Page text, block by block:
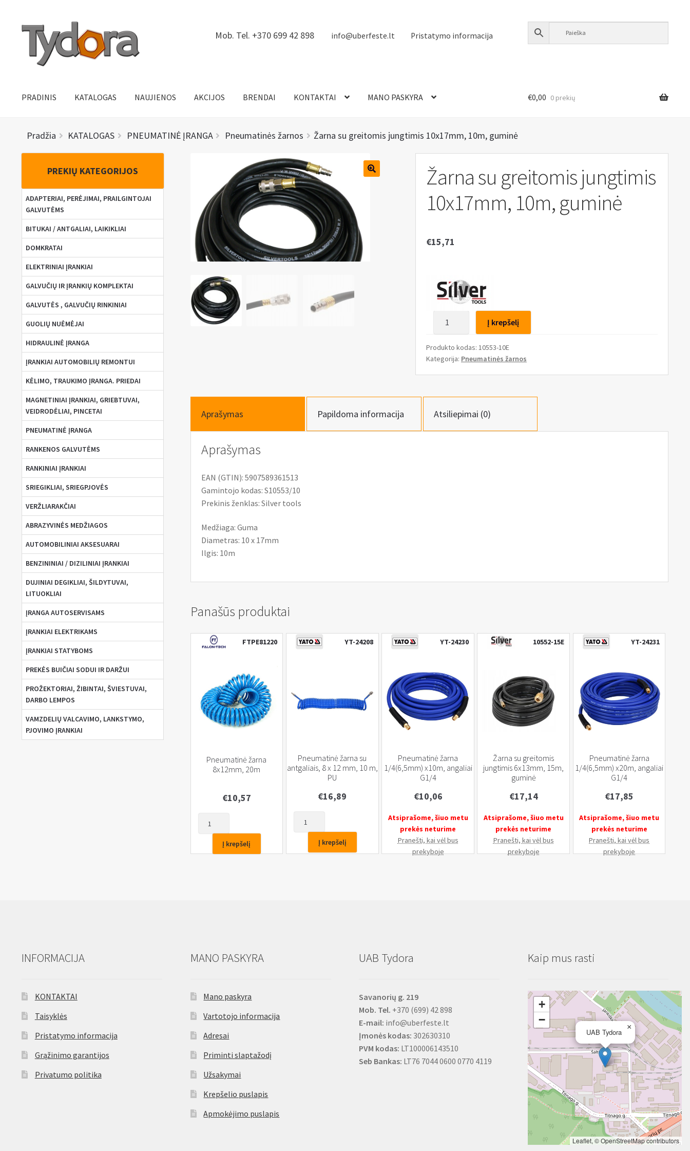
Pereiti
meniu
Pereiti
turinio
Mob. Tel. +370 699 42 898 info@uberfeste.lt Pristatymo informacija
PRADINIS KATALOGAS NAUJIENOS AKCIJOS BRENDAI KONTAKTAI MANO PASKYRA €0,00 0 prekių
Pradžia KATALOGAS PNEUMATINĖ ĮRANGA Pneumatinės žarnos Žarna su greitomis jungtimis 10x17mm, 10m, guminė
Žarna su greitomis jungtimis
10x17mm, 10m, guminė
€15,71
Žarna
su
guminė
Į krepšelį
Produkto kodas: 10553-10E
Kategorija: Pneumatinės žarnos
Aprašymas Papildoma informacija Atsiliepimai (0)
Aprašymas
EAN (GTIN): 5907589361513
Gamintojo kodas: S10553/10
Prekinis ženklas: Silver tools
Medžiaga: Guma
Diametras: 10 x 17mm
Ilgis: 10m
Panašūs produktai
FTPE81220
Pneumatinė žarna
8x12mm, 20m
€10,57
Pneumatinė
žarna
Į krepšelį
YT-24208
Pneumatinė žarna su
antgaliais, 8 x 12 mm, 10 m,
PU
€16,89
Pneumatinė
žarna
Į krepšelį
YT-24230
Pneumatinė žarna
1/4(6,5mm) x10m, angaliai
G1/4
€10,06
Atsiprašome, šiuo metu
prekės neturime
Pranešti, kai vėl bus
prekyboje
10552-15E
Žarna su greitomis
jungtimis 6x13mm, 15m,
guminė
€17,14
Atsiprašome, šiuo metu
prekės neturime
Pranešti, kai vėl bus
prekyboje
YT-24231
Pneumatinė žarna
1/4(6,5mm) x20m, angaliai
G1/4
€17,85
Atsiprašome, šiuo metu
prekės neturime
Pranešti, kai vėl bus
prekyboje
PREKIŲ KATEGORIJOS
ADAPTERIAI, PERĖJIMAI, PRAILGINTOJAI
GALVUTĖMS
BITUKAI / ANTGALIAI, LAIKIKLIAI
DOMKRATAI
ELEKTRINIAI ĮRANKIAI
GALVUČIŲ IR ĮRANKIŲ KOMPLEKTAI
GALVUTĖS , GALVUČIŲ RINKINIAI
GUOLIŲ NUĖMĖJAI
HIDRAULINĖ ĮRANGA
ĮRANKIAI AUTOMOBILIŲ REMONTUI
KĖLIMO, TRAUKIMO ĮRANGA. PRIEDAI
MAGNETINIAI ĮRANKIAI, GRIEBTUVAI,
VEIDRODĖLIAI, PINCETAI
PNEUMATINĖ ĮRANGA
RANKENOS GALVUTĖMS
RANKINIAI ĮRANKIAI
SRIEGIKLIAI, SRIEGPJOVĖS
VERŽLIARAKČIAI
ABRAZYVINĖS MEDŽIAGOS
AUTOMOBILINIAI AKSESUARAI
BENZININIAI / DIZILINIAI ĮRANKIAI
DUJINIAI DEGIKLIAI, ŠILDYTUVAI,
LITUOKLIAI
ĮRANGA AUTOSERVISAMS
ĮRANKIAI ELEKTRIKAMS
ĮRANKIAI STATYBOMS
PREKĖS BUIČIAI SODUI IR DARŽUI
PROŽEKTORIAI, ŽIBINTAI, ŠVIESTUVAI,
DARBO LEMPOS
VAMZDELIŲ VALCAVIMO, LANKSTYMO,
PJOVIMO ĮRANKIAI
INFORMACIJA
KONTAKTAI
Taisyklės
Pristatymo informacija
Grąžinimo garantijos
Privatumo politika
MANO PASKYRA
Mano paskyra
Vartotojo informacija
Adresai
Priminti slaptažodį
Užsakymai
Krepšelio puslapis
Apmokėjimo puslapis
UAB Tydora
Savanorių g. 219
Mob. Tel. +370 (699) 42 898
E-mail: info@uberfeste.lt
Įmonės kodas: 302630310
PVM kodas: LT100006143510
Seb Bankas: LT76 7044 0600 0770 4119
Kaip mus rasti
UAB Tydora
×
+
−
Leaflet, ©OpenStreetMapcontributors